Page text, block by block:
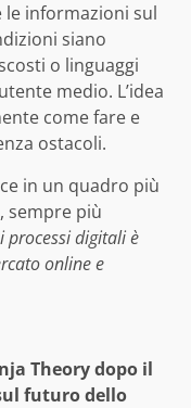
le informazioni sul
siano
o linguaggi
medio. L’idea
come fare e
ostacoli.
in un quadro più
sempre più
processi digitali è
online e
Theory dopo il
futuro dello